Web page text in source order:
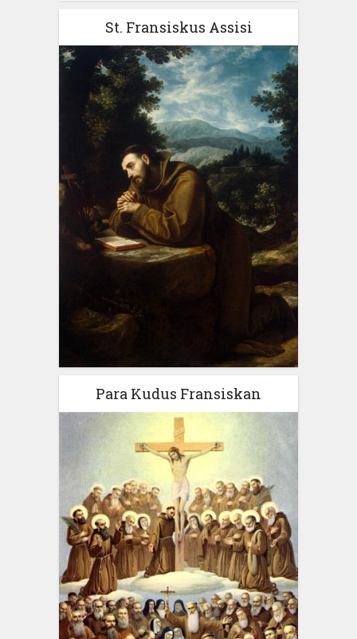
St. Fransiskus Assisi
Para Kudus Fransiskan